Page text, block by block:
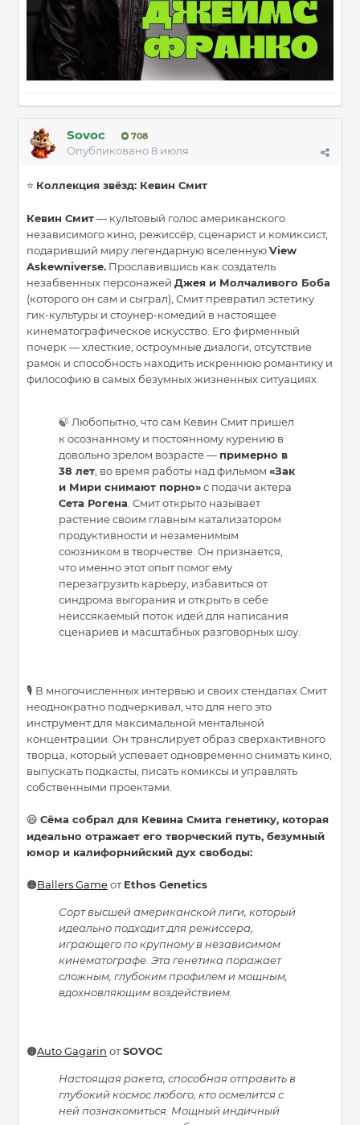
Sovoc 708
Опубликовано8 июля
⭐ Коллекция звёзд: Кевин Смит
Кевин Смит— культовый голос американского
независимого кино, режиссёр, сценарист и комиксист,
подаривший миру легендарную вселеннуюView
Askewniverse. Прославившись как создатель
незабвенных персонажей Джея и Молчаливого Боба
(которого он сам и сыграл), Смит превратил эстетику
гик-культуры и стоунер-комедий в настоящее
кинематографическое искусство. Его фирменный
почерк — хлесткие, остроумные диалоги, отсутствие
рамок и способность находить искреннюю романтику и
философию в самых безумных жизненных ситуациях.
🍃 Любопытно, что сам Кевин Смит пришел
к осознанному и постоянному курению в
довольно зрелом возрасте — примерно в
38 лет, во время работы над фильмом «Зак
и Мири снимают порно»с подачи актера
Сета Рогена. Смит открыто называет
растение своим главным катализатором
продуктивности и незаменимым
союзником в творчестве. Он признается,
что именно этот опыт помог ему
перезагрузить карьеру, избавиться от
синдрома выгорания и открыть в себе
неиссякаемый поток идей для написания
сценариев и масштабных разговорных шоу.
🎙 В многочисленных интервью и своих стендапах Смит
неоднократно подчеркивал, что для него это
инструмент для максимальной ментальной
концентрации. Он транслирует образ сверхактивного
творца, который успевает одновременно снимать кино,
выпускать подкасты, писать комиксы и управлять
собственными проектами.
😄 Сёма собрал для Кевина Смита генетику, которая
идеально отражает его творческий путь, безумный
юмор и калифорнийский дух свободы:
🟠Ballers Gameот Ethos Genetics
Сорт высшей американской лиги, который
идеально подходит для режиссера,
играющего по крупному в независимом
кинематографе. Эта генетика поражает
сложным, глубоким профилем и мощным,
вдохновляющим воздействием.
🟠Auto Gagarin отSOVOC
Настоящая ракета, способная отправить в
глубокий космос любого, кто осмелится с
ней познакомиться. Мощный индичный